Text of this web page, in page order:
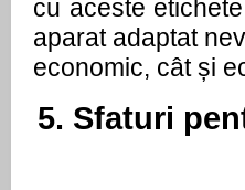
cu aceste
aparat adaptat
economic, cât și
5. Sfaturi